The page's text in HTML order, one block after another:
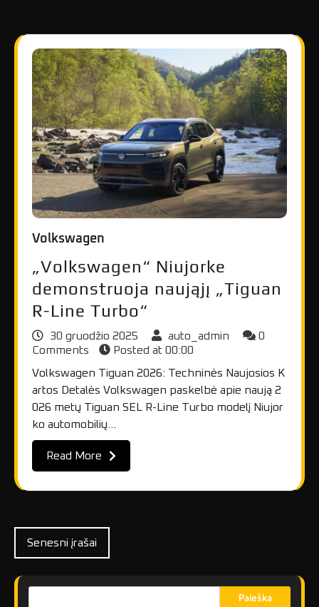
Volkswagen
„Volkswagen“ Niujorke
demonstruoja naująjį „Tiguan
R-Line Turbo“
30 gruodžio 2025 auto_admin
0
Comments
Posted at 00:00
Volkswagen Tiguan 2026: Techninės Naujosios K
artos Detalės Volkswagen paskelbė apie naują 2
026 metų Tiguan SEL R-Line Turbo modelį Niujor
ko automobilių…
Read More
Navigacija
tarp
įrašų
Senesni įrašai
Paieška